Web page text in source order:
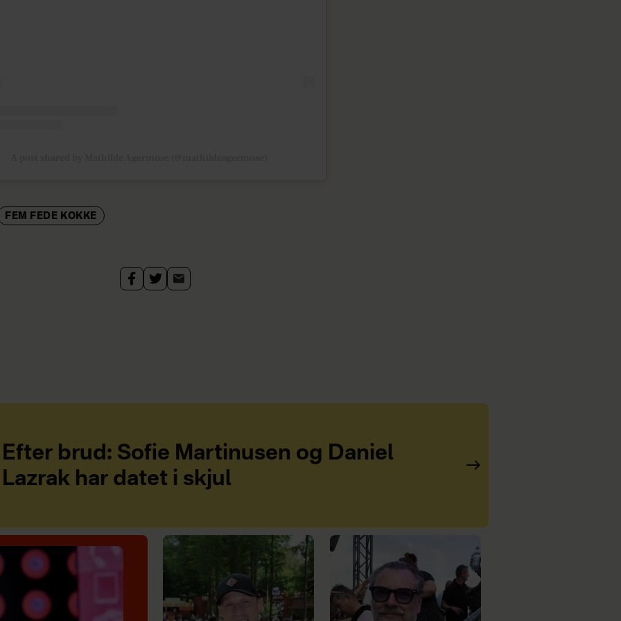
FEM FEDE KOKKE
Efter brud: Sofie Martinusen og Daniel
Lazrak har datet i skjul